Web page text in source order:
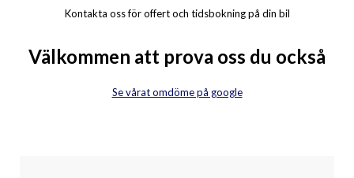
Kontakta oss för offert och tidsbokning på din bil
Välkommen att prova oss du också
Se vårat omdöme på google